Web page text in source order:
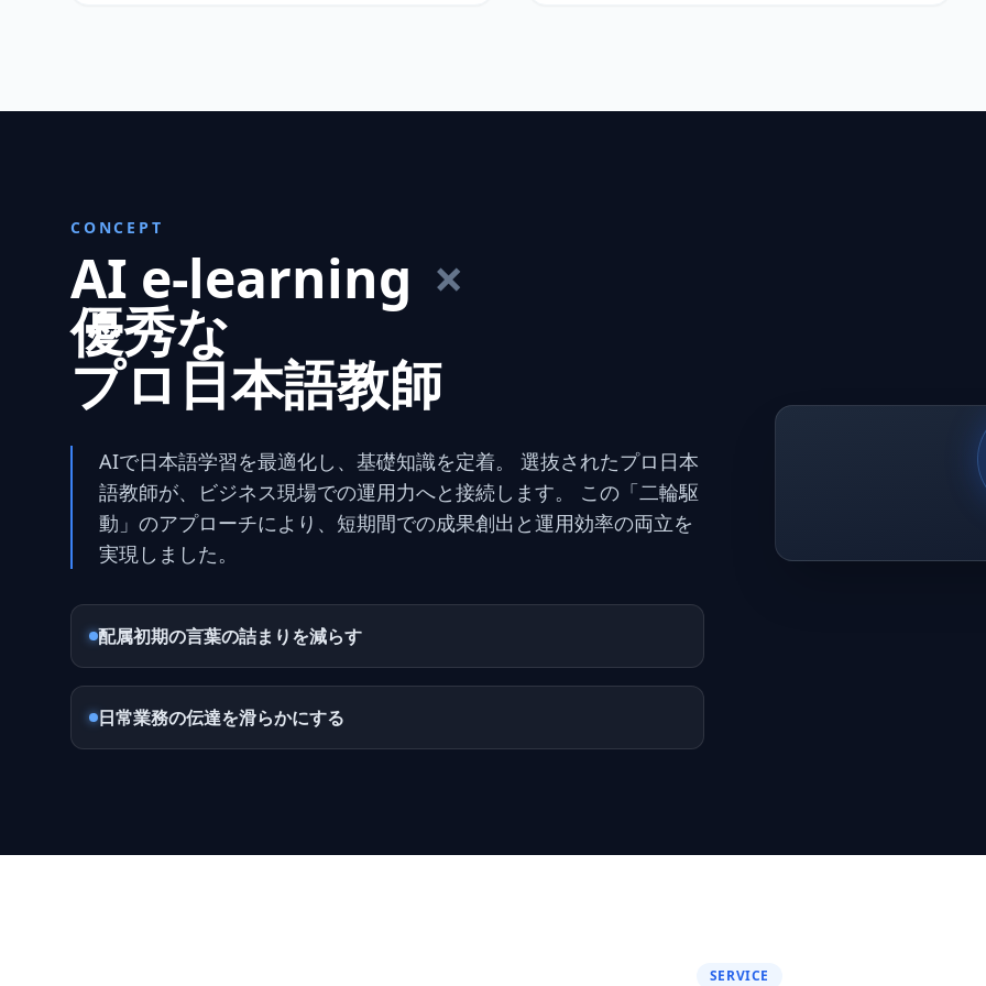
CONCEPT
AI e-learning ×
優秀な
プロ日本語教師
AIで日本語学習を最適化し、基礎知識を定着。 選抜されたプロ日本
語教師が、ビジネス現場での運用力へと接続します。 この「二輪駆
動」のアプローチにより、短期間での成果創出と運用効率の両立を
実現しました。
配属初期の言葉の詰まりを減らす
日常業務の伝達を滑らかにする
SERVICE